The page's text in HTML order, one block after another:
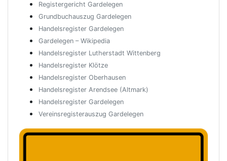
Registergericht Gardelegen
Grundbuchauszug Gardelegen
Handelsregister Gardelegen
Gardelegen – Wikipedia
Handelsregister Lutherstadt Wittenberg
Handelsregister Klötze
Handelsregister Oberhausen
Handelsregister Arendsee (Altmark)
Handelsregister Gardelegen
Vereinsregisterauszug Gardelegen